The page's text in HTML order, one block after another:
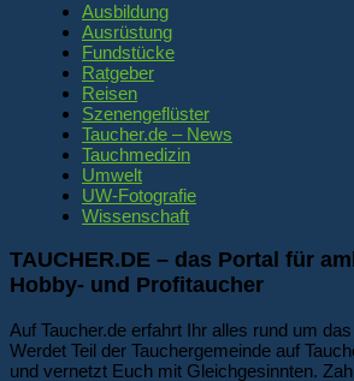
Ausbildung
Ausrüstung
Fundstücke
Ratgeber
Reisen
Szenengeflüster
Taucher.de – News
Tauchmedizin
Umwelt
UW-Fotografie
Wissenschaft
TAUCHER.DE – das Portal für
Hobby- und Profitaucher
Auf Taucher.de erfahrt Ihr alles rund um
Werdet Teil der Tauchergemeinde auf
und vernetzt Euch mit Gleichgesinnten.